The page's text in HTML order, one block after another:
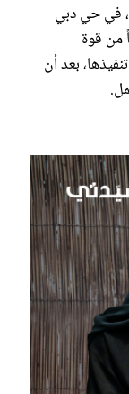
في حي دبي
من قوة
بعد أن